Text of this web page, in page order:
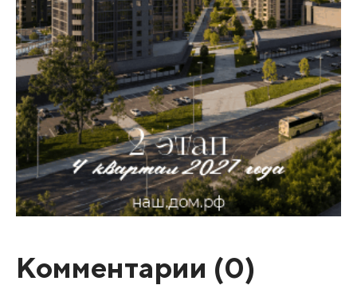
Комментарии (0)